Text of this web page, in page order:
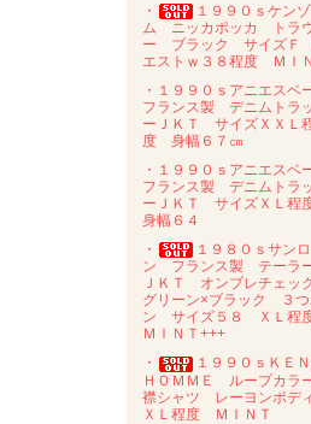
・
１９９０ｓケン
ム ニッカポッカ トラ
ー ブラック サイズＦ
エストｗ３８程度 ＭＩ
・１９９０ｓアニエスベ
フランス製 デニムトラ
ーＪＫＴ サイズＸＸＬ
度 身幅６７㎝
・１９９０ｓアニエスベ
フランス製 デニムトラ
ーＪＫＴ サイズＸＬ程
身幅６４
・
１９８０ｓサン
ン フランス製 テーラ
ＪＫＴ オンブレチェッ
グリーン×ブラック ３つ
ン サイズ５８ ＸＬ程
ＭＩＮＴ+++
・
１９９０ｓＫＥ
ＨＯＭＭＥ ループカラ
襟シャツ レーヨンボデ
ＸＬ程度 ＭＩＮＴ